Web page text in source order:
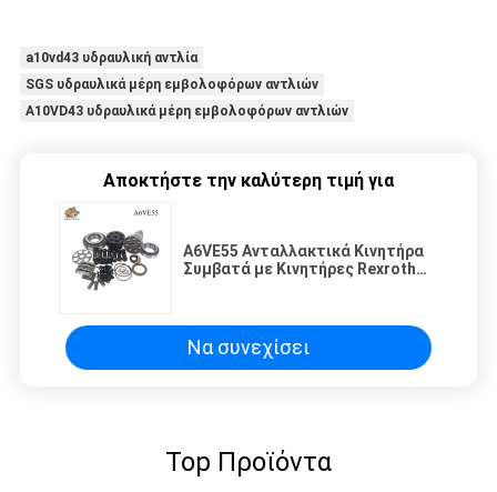
a10vd43 υδραυλική αντλία
SGS υδραυλικά μέρη εμβολοφόρων αντλιών
A10VD43 υδραυλικά μέρη εμβολοφόρων αντλιών
Αποκτήστε την καλύτερη τιμή για
A6VE55 Ανταλλακτικά Κινητήρα
Συμβατά με Κινητήρες Rexroth
Να συνεχίσει
Top Προϊόντα